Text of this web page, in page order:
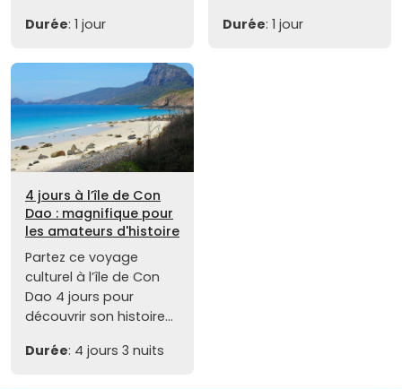
Durée: 1 jour
Durée: 1 jour
4 jours à l’île de Con
Dao : magnifique pour
les amateurs d'histoire
Partez ce voyage
culturel à l’île de Con
Dao 4 jours pour
découvrir son histoire...
Durée: 4 jours 3 nuits